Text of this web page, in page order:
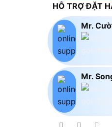
HỖ TRỢ ĐẶT
Mr.
Mr.